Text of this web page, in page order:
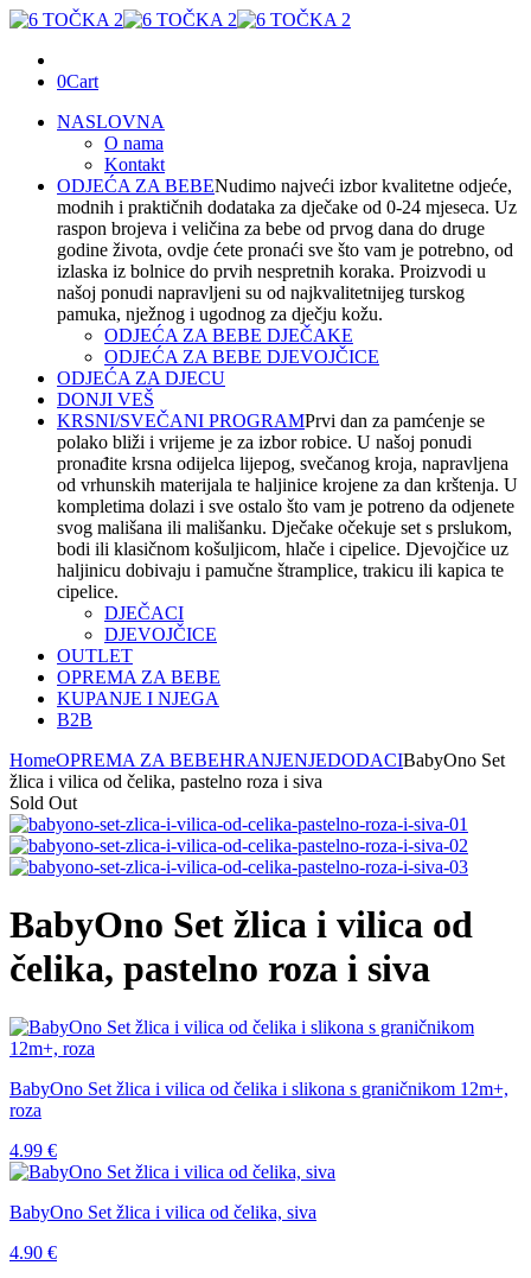
0Cart
NASLOVNA
O nama
Kontakt
ODJEĆA ZA BEBENudimo najveći izbor kvalitetne odjeće,
modnih i praktičnih dodataka za dječake od 0-24 mjeseca. Uz
raspon brojeva i veličina za bebe od prvog dana do druge
godine života, ovdje ćete pronaći sve što vam je potrebno, od
izlaska iz bolnice do prvih nespretnih koraka. Proizvodi u
našoj ponudi napravljeni su od najkvalitetnijeg turskog
pamuka, nježnog i ugodnog za dječju kožu.
ODJEĆA ZA BEBE DJEČAKE
ODJEĆA ZA BEBE DJEVOJČICE
ODJEĆA ZA DJECU
DONJI VEŠ
KRSNI/SVEČANI PROGRAMPrvi dan za pamćenje se
polako bliži i vrijeme je za izbor robice. U našoj ponudi
pronađite krsna odijelca lijepog, svečanog kroja, napravljena
od vrhunskih materijala te haljinice krojene za dan krštenja. U
kompletima dolazi i sve ostalo što vam je potreno da odjenete
svog mališana ili mališanku. Dječake očekuje set s prslukom,
bodi ili klasičnom košuljicom, hlače i cipelice. Djevojčice uz
haljinicu dobivaju i pamučne štramplice, trakicu ili kapica te
cipelice.
DJEČACI
DJEVOJČICE
OUTLET
OPREMA ZA BEBE
KUPANJE I NJEGA
B2B
HomeOPREMA ZA BEBEHRANJENJEDODACIBabyOno Set
žlica i vilica od čelika, pastelno roza i siva
Sold Out
BabyOno Set žlica i vilica od
čelika, pastelno roza i siva
BabyOno Set žlica i vilica od čelika i slikona s graničnikom 12m+,
roza
4.99 €
BabyOno Set žlica i vilica od čelika, siva
4.90 €